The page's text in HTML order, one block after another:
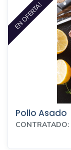
EN OFERTA!
Pollo Asado
CONTRATADO: